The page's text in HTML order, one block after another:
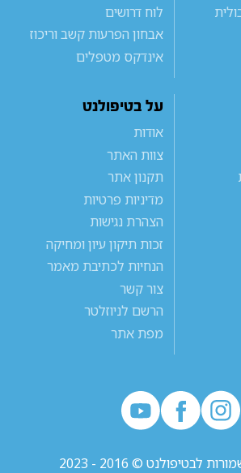
לוח דרושים
אבחון הפרעות קשב וריכוז
אינדקס מטפלים
על בטיפולנט
אודות
צוות האתר
תקנון אתר
מדיניות פרטיות
הצהרת נגישות
זכות תיקון עיון ומחיקה
הנחיות לכתיבת מאמר
צור קשר
הרשם לניוזלטר
מפת אתר
לבטיפולנט © 2016 - 2023